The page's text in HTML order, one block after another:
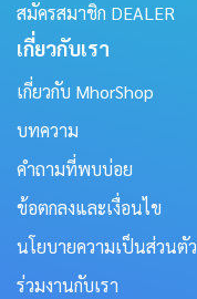
สมัครสมาชิก DEALER
เกี่ยวกับเรา
เกี่ยวกับ MhorShop
บทความ
คำถามที่พบบ่อย
ข้อตกลงและเงื่อนไข
นโยบายความเป็นส่วนตัว
ร่วมงานกับเรา